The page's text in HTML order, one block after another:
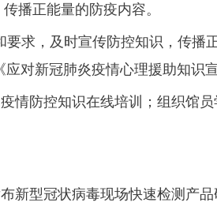
播正能量的防疫内容。
求，及时宣传防控知识，传播
对新冠肺炎疫情心理援助知识
情防控知识在线培训；组织馆
型冠状病毒现场快速检测产品